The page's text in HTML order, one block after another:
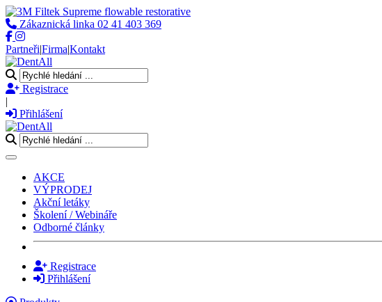
Zákaznická linka 02 41 403 369
Partneři|Firma|Kontakt
Registrace
|
Přihlášení
Toggle navigation
AKCE
VÝPRODEJ
Akční letáky
Školení / Webináře
Odborné články
Registrace
Přihlášení